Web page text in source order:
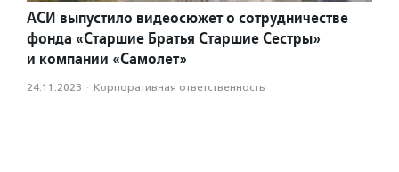
АСИ выпустило видеосюжет о сотрудничестве
фонда «Старшие Братья Старшие Сестры»
и компании «Самолет»
24.11.2023 · Корпоративная ответственность